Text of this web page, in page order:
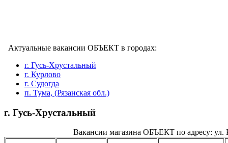
Актуальные вакансии ОБЪЕКТ в городах:
г. Гусь-Хрустальный
г. Курлово
г. Судогда
п. Тума, (Рязанская обл.)
г. Гусь-Хрустальный
Вакансии магазина ОБЪЕКТ по адресу: ул.